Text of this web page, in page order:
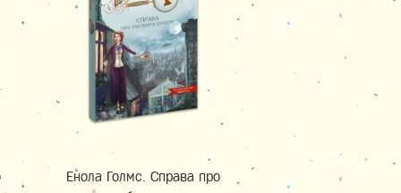
Енола Голмс. Справа про